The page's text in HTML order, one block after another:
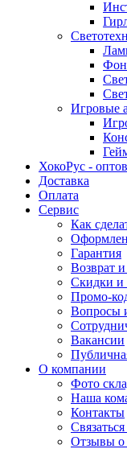
Игровые
ХокоРус -
Доставка
Оплата
Сервис
Как
Гарантия
Возврат
Скидки и
Промо-
Вопросы
Вакансии
О компании
Фото
Наша
Контакты
Отзывы о